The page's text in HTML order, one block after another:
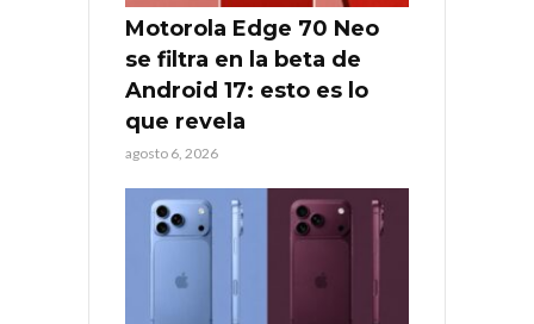
Motorola Edge 70 Neo
se filtra en la beta de
Android 17: esto es lo
que revela
agosto 6, 2026